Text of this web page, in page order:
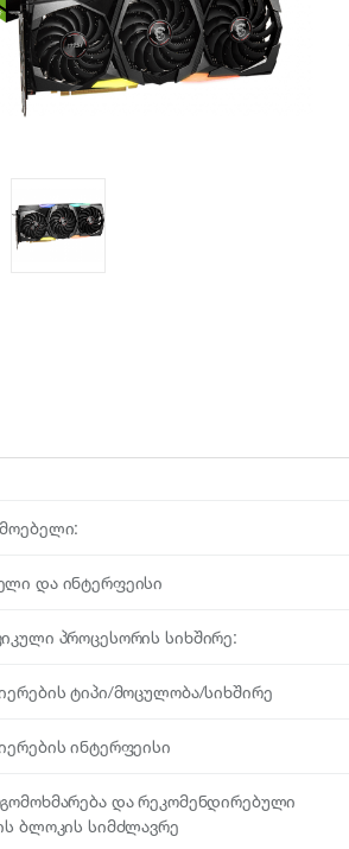
და ინტერფეისი
პროცესორის სიხშირე:
ტიპი/მოცულობა/სიხშირე
ინტერფეისი
და რეკომენდირებული
ბლოკის სიმძლავრე